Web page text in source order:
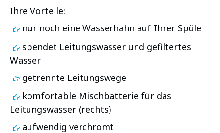
Ihre Vorteile:
nur noch eine Wasserhahn auf Ihrer Spüle
spendet Leitungswasser und gefiltertes
Wasser
getrennte Leitungswege
komfortable Mischbatterie für das
Leitungswasser (rechts)
aufwendig verchromt